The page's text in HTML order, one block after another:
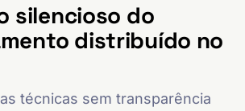
silencioso do
distribuído no
técnicas sem transparência